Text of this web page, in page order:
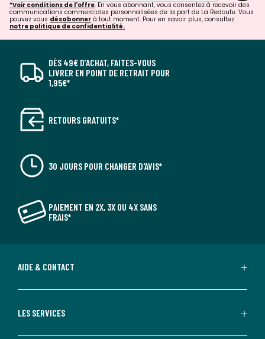
*Voir conditions de l'offre. En vous abonnant, vous consentez à recevoir des
communications commerciales personnalisées de la part de La Redoute. Vous
pouvez vous désabonner à tout moment. Pour en savoir plus, consultez
notre politique de confidentialité.
DÈS 49€ D’ACHAT, FAITES-VOUS
LIVRER EN POINT DE RETRAIT POUR
1,95€*
RETOURS GRATUITS*
30 JOURS POUR CHANGER D'AVIS*
PAIEMENT EN 2X, 3X OU 4X SANS
FRAIS*
AIDE & CONTACT
LES SERVICES